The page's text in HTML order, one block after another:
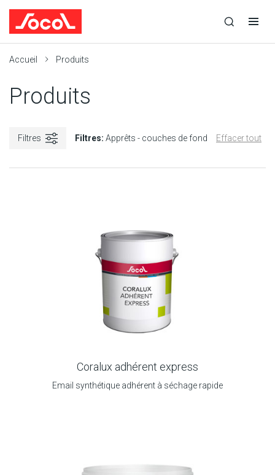
recherche
recherche
navigation
Accueil Produits
Produits
Filtres Filtres: Apprêts - couches de fond Effacer tout
Coralux adhérent express
Email synthétique adhérent à séchage rapide